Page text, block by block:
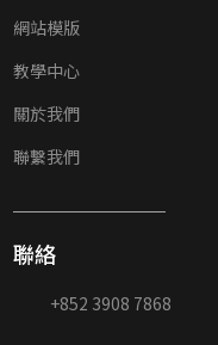
網站模版
教學中心
關於我們
聯繫我們
聯絡
+852 3908 7868